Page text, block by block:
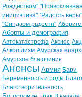
Рождеством" "Православная
инициатива" "Радость веры"
"Синдром радости"
Аборты и демография
Автокатастрофа Аксиос
Алкоголизм Амурская
Амурское благочиние
Анонсы Армия Бари
Беременность и роды
Благотворительность